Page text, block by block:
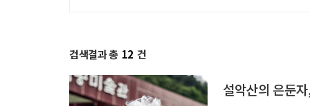
검색결과 총 12 건
설악산의 은둔